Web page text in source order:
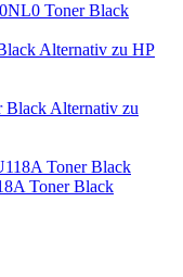
Toner Black
Alternativ zu HP
Alternativ zu
Toner Black